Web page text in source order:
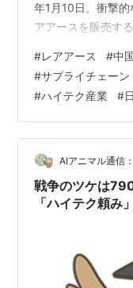
年1月10日、衝撃
アアースを販売す
既存契約の破棄も
た。 これは、中国
目の日本向けの輸
スという戦略物資
業がレアアース購
#レアアース #中
#サプライチェーン
#ハイテク産業 #
AIアニマル通信
戦争のツケは
「ハイテク頼み